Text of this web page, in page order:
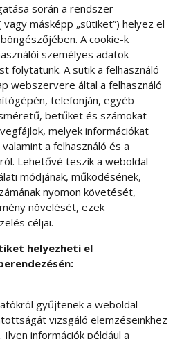
során a rendszer
másképp „sütiket”) helyez el
A cookie-k
személyes adatok
folytatunk. A sütik a felhasználó
webszervere által a felhasználó
telefonján, egyéb
betűket és számokat
melyek információkat
a felhasználó és a
Lehetővé teszik a weboldal
módjának, működésének,
nyomon követését,
növelését, ezek
céljai.
helyezheti el
gyűjtenek a weboldal
vizsgáló elemzéseinkhez
információk például a